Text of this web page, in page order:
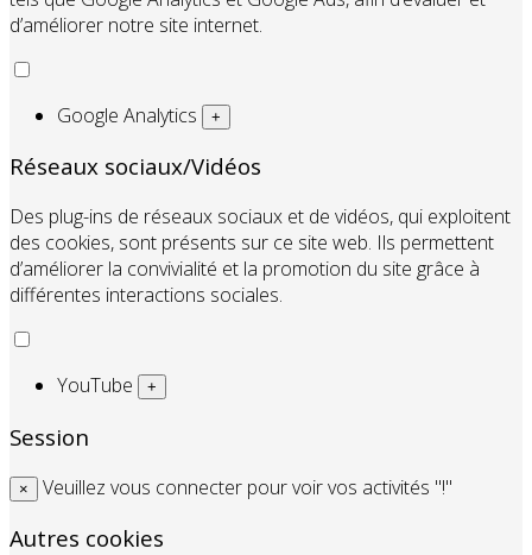
d’améliorer notre site internet.
Google Analytics +
Réseaux sociaux/Vidéos
Des plug-ins de réseaux sociaux et de vidéos, qui exploitent
des cookies, sont présents sur ce site web. Ils permettent
d’améliorer la convivialité et la promotion du site grâce à
différentes interactions sociales.
YouTube +
Session
× Veuillez vous connecter pour voir vos activités "!"
Autres cookies